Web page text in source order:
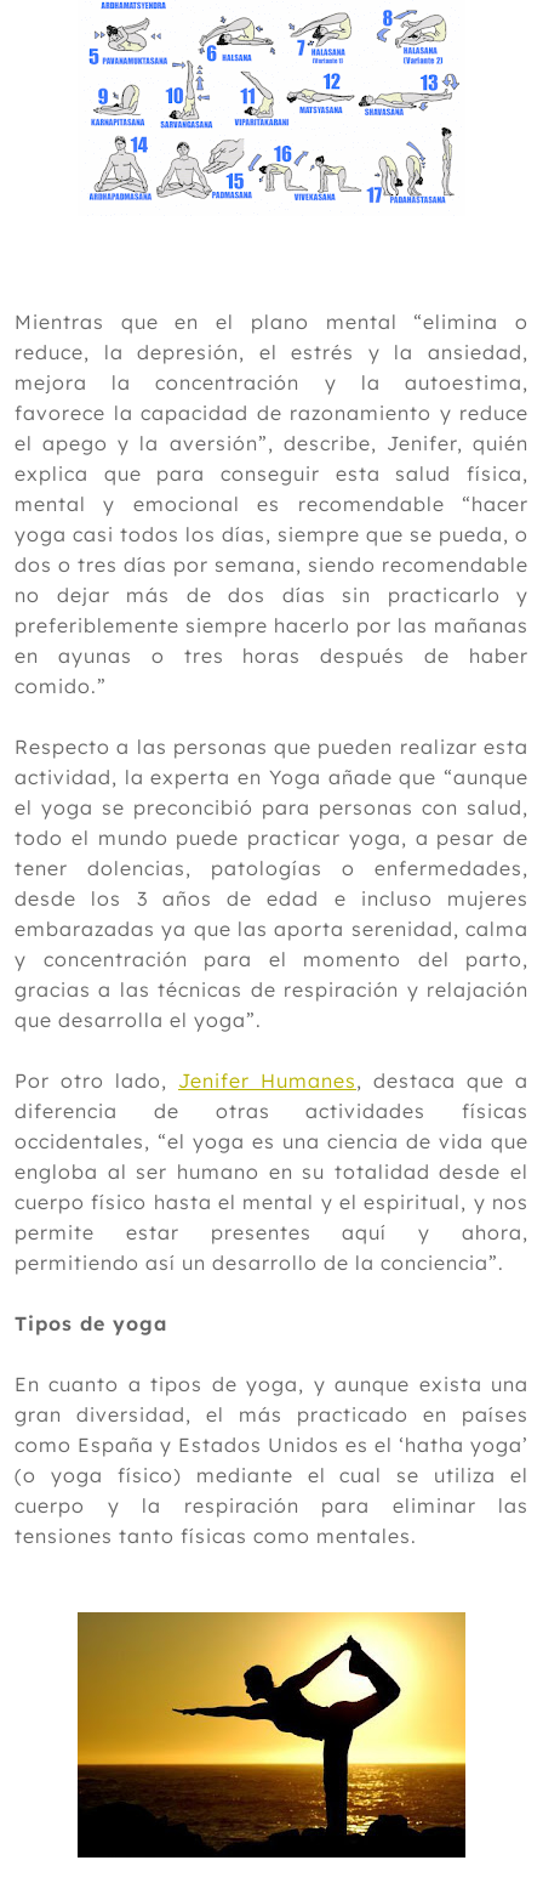
Mientras que en el plano mental “elimina o
reduce, la depresión, el estrés y la ansiedad,
mejora la concentración y la autoestima,
favorece la capacidad de razonamiento y reduce
el apego y la aversión”, describe, Jenifer, quién
explica que para conseguir esta salud física,
mental y emocional es recomendable “hacer
yoga casi todos los días, siempre que se pueda, o
dos o tres días por semana, siendo recomendable
no dejar más de dos días sin practicarlo y
preferiblemente siempre hacerlo por las mañanas
en ayunas o tres horas después de haber
comido.”
Respecto a las personas que pueden realizar esta
actividad, la experta en Yoga añade que “aunque
el yoga se preconcibió para personas con salud,
todo el mundo puede practicar yoga, a pesar de
tener dolencias, patologías o enfermedades,
desde los 3 años de edad e incluso mujeres
embarazadas ya que las aporta serenidad, calma
y concentración para el momento del parto,
gracias a las técnicas de respiración y relajación
que desarrolla el yoga”.
Por otro lado, Jenifer Humanes, destaca que a
diferencia de otras actividades físicas
occidentales, “el yoga es una ciencia de vida que
engloba al ser humano en su totalidad desde el
cuerpo físico hasta el mental y el espiritual, y nos
permite estar presentes aquí y ahora,
permitiendo así un desarrollo de la conciencia”.
Tipos de yoga
En cuanto a tipos de yoga, y aunque exista una
gran diversidad, el más practicado en países
como España y Estados Unidos es el ‘hatha yoga’
(o yoga físico) mediante el cual se utiliza el
cuerpo y la respiración para eliminar las
tensiones tanto físicas como mentales.